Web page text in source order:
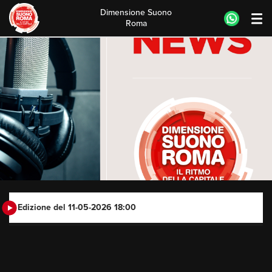
Skip
to
content
Dimensione Suono
Roma
Edizione del 11-05-2026 18:00